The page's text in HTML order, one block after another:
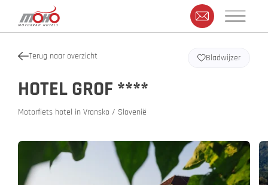
Terug naar overzicht
HOTEL GROF ****
Motorfiets hotel in Vransko / Slovenië
Bladwijzer